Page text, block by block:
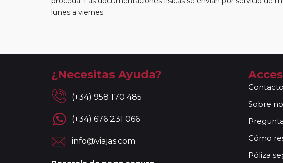
lunes a viernes.
¿Necesitas Ayuda?
(+34) 958 170 485
(+34) 676 231 066
info@viajas.com
Contacto
Sobre
Cómo
Póliza